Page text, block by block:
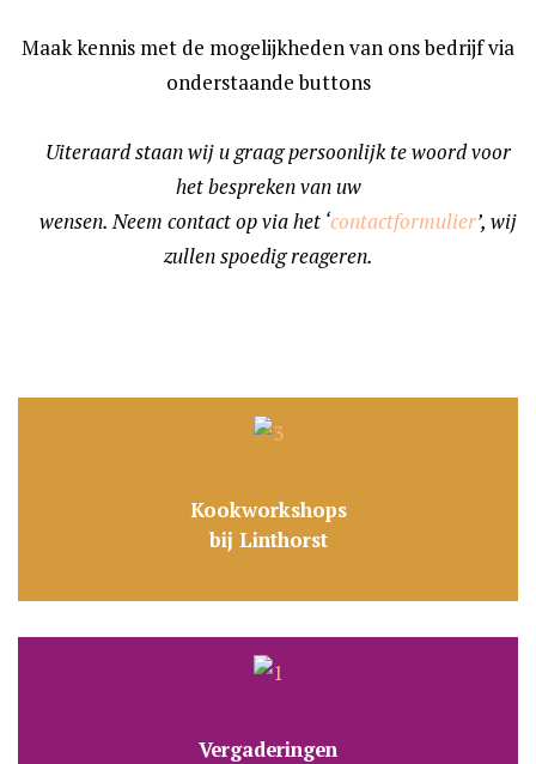
Maak kennis met de mogelijkheden van ons bedrijf via
onderstaande buttons
Uiteraard staan wij u graag persoonlijk te woord voor
het bespreken van uw
wensen. Neem contact op via het ‘contactformulier’, wij
zullen spoedig reageren.
Kookworkshops
bij Linthorst
Vergaderingen